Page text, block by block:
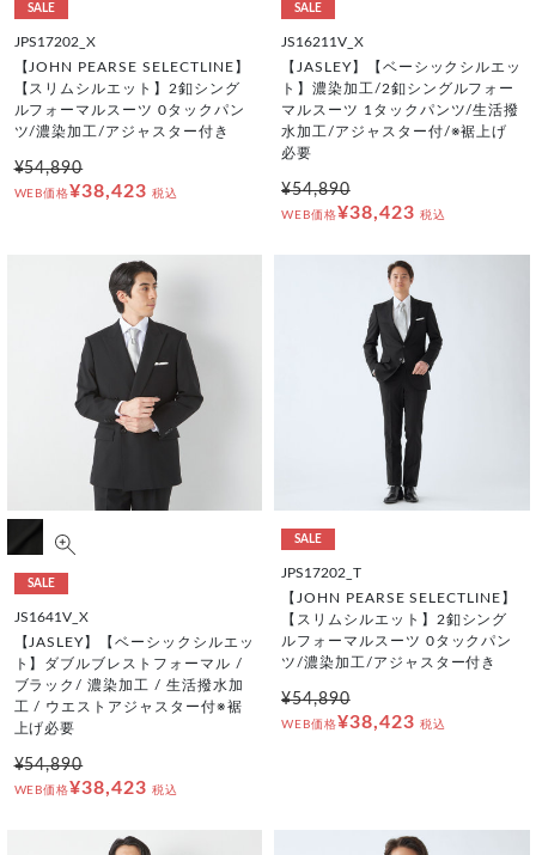
SALE
JPS17202_X
【JOHN PEARSE SELECTLINE】
【スリムシルエット】2釦シング
ルフォーマルスーツ 0タックパン
ツ/濃染加工/アジャスター付き
¥54,890
WEB価格¥38,423 税込
SALE
JS16211V_X
【JASLEY】【ベーシックシルエッ
ト】濃染加工/2釦シングルフォー
マルスーツ 1タックパンツ/生活撥
水加工/アジャスター付/※裾上げ
必要
¥54,890
WEB価格¥38,423 税込
SALE
JS1641V_X
【JASLEY】【ベーシックシルエッ
ト】ダブルブレストフォーマル /
ブラック/ 濃染加工 / 生活撥水加
工 / ウエストアジャスター付※裾
上げ必要
¥54,890
WEB価格¥38,423 税込
SALE
JPS17202_T
【JOHN PEARSE SELECTLINE】
【スリムシルエット】2釦シング
ルフォーマルスーツ 0タックパン
ツ/濃染加工/アジャスター付き
¥54,890
WEB価格¥38,423 税込